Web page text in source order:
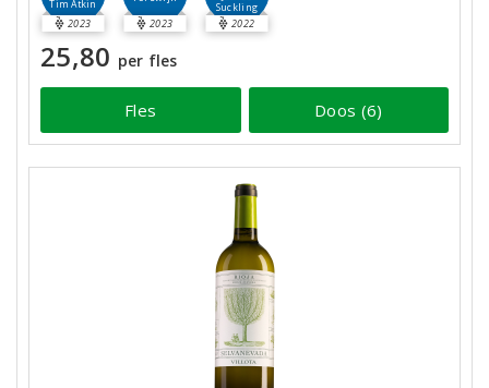
Tim Atkin
2023 2023
Suckling
2022
25,80 per fles
Fles Doos (6)